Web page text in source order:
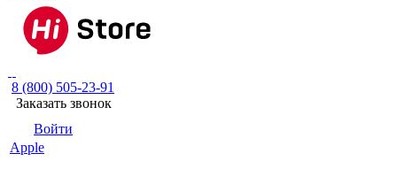
8 (800) 505-23-91
Заказать звонок
Войти
Apple